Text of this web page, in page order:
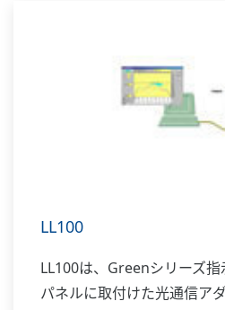
LL100
LL100は、Greenシリーズ
パネルに取付けた光通信ア